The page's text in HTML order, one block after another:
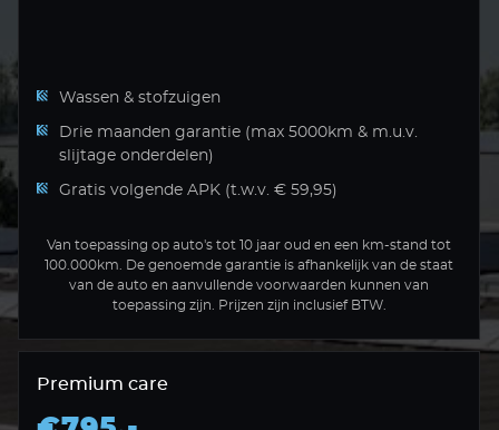
Wassen & stofzuigen
Drie maanden garantie (max 5000km & m.u.v.
slijtage onderdelen)
Gratis volgende APK (t.w.v. € 59,95)
Van toepassing op auto's tot 10 jaar oud en een km-stand tot
100.000km. De genoemde garantie is afhankelijk van de staat
van de auto en aanvullende voorwaarden kunnen van
toepassing zijn. Prijzen zijn inclusief BTW.
Premium care